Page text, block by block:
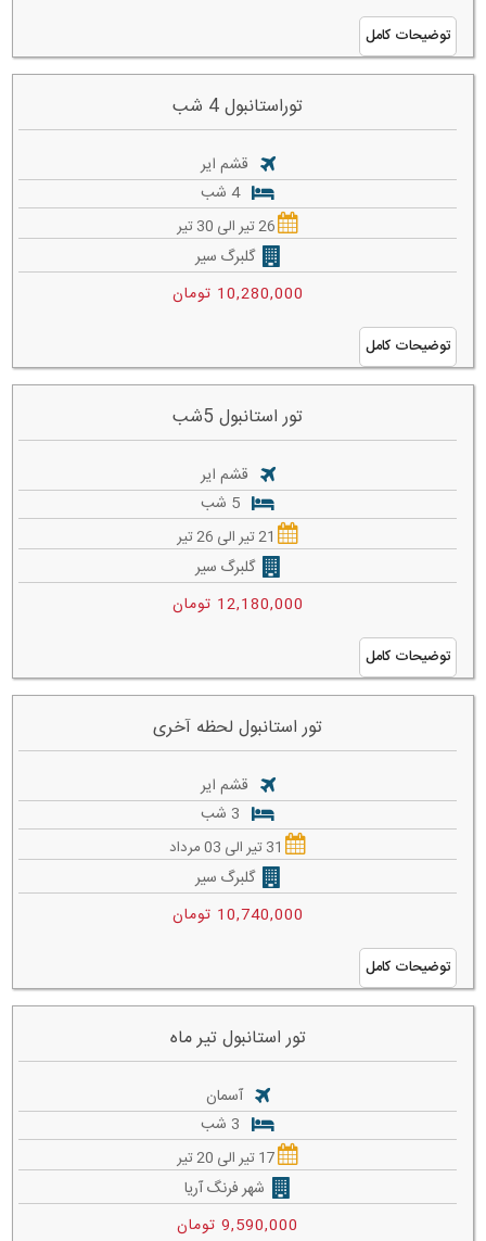
توضیحات کامل
توراستانبول 4 شب
قشم ایر
4 شب
26 تیر الی 30 تیر
گلبرگ سیر
10,280,000 تومان
توضیحات کامل
تور استانبول 5شب
قشم ایر
21 تیر الی 26 تیر
گلبرگ سیر
12,180,000 تومان
توضیحات کامل
تور استانبول لحظه آخری
قشم ایر
31 تیر الی 03 مرداد
گلبرگ سیر
10,740,000 تومان
توضیحات کامل
تور استانبول تیر ماه
آسمان
17 تیر الی 20 تیر
شهر فرنگ آریا
9,590,000 تومان